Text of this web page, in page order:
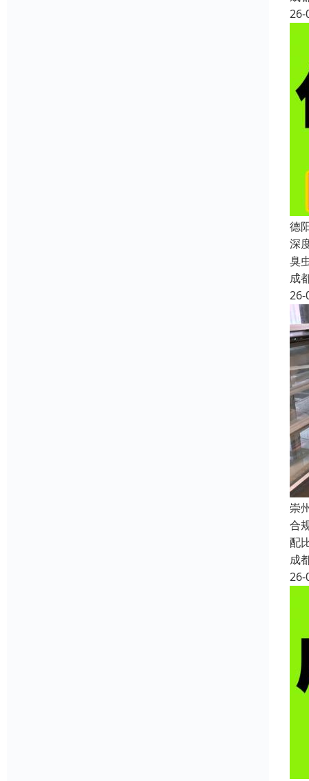
26-
德
深
臭
成
26-
崇
合
配
成
26-